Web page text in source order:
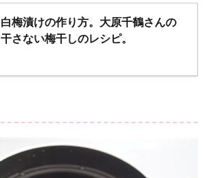
白梅漬けの作り方。大原千鶴さんの
干さない梅干しのレシピ。